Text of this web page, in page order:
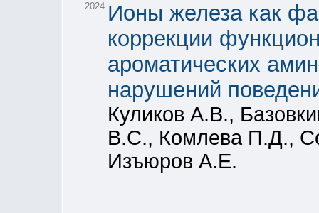
2024 Ионы железа как
коррекции
ароматических
нарушений
Куликов А.В.,
В.С., Комлева П.Д.,
Изъюров А.Е.